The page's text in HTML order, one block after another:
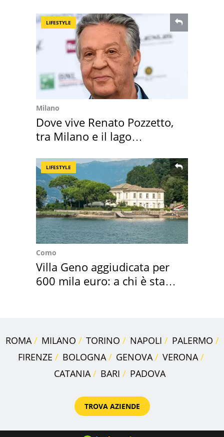
LIFESTYLE
Milano
Dove vive Renato Pozzetto,
tra Milano e il lago
LIFESTYLE
Como
Villa Geno aggiudicata per
600 mila euro: a chi è stata
ROMA MILANO TORINO NAPOLI
PALERMO
FIRENZE
BOLOGNA GENOVA
VERONA
CATANIA
BARI PADOVA
TROVA AZIENDE